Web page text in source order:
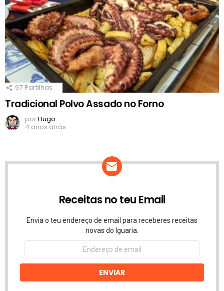
97 Partilhas
Tradicional Polvo Assado no Forno
porHugo
4 anos atrás
Receitas no teu Email
Envia o teu endereço de email para receberes receitas
novas do Iguaria.
Endereço
email
ENVIAR